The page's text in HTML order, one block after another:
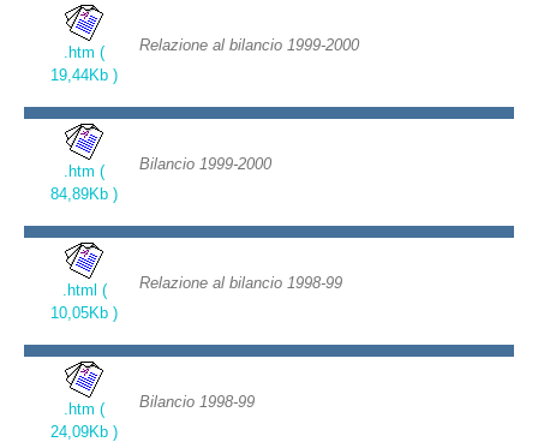
.htm (
19,44Kb )
Relazione al bilancio 1999-2000
.htm (
84,89Kb )
Bilancio 1999-2000
.html (
10,05Kb )
Relazione al bilancio 1998-99
.htm (
24,09Kb )
Bilancio 1998-99